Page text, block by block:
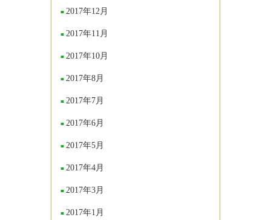
2017年12月
2017年11月
2017年10月
2017年8月
2017年7月
2017年6月
2017年5月
2017年4月
2017年3月
2017年1月